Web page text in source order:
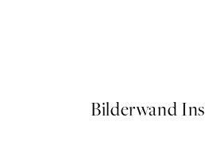
Bilderwand